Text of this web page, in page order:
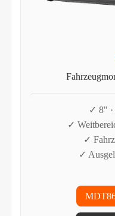
✓ 8" ·
✓
✓
✓